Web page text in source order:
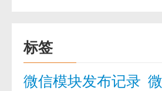
标签
微信模块发布记录